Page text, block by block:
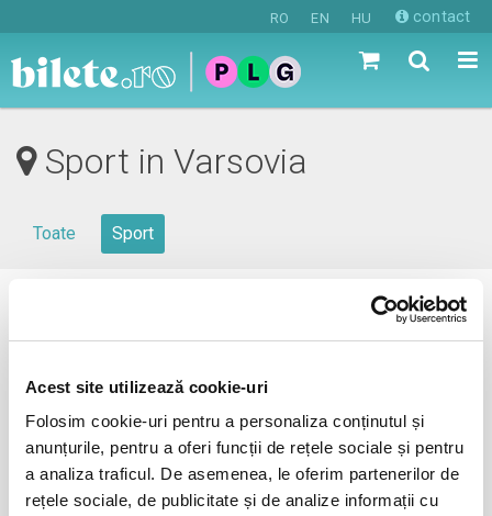
Acest site utilizează cookie-uri
Folosim cookie-uri pentru a personaliza conținutul și
anunțurile, pentru a oferi funcții de rețele sociale și pentru
a analiza traficul. De asemenea, le oferim partenerilor de
rețele sociale, de publicitate și de analize informații cu
RO EN HU contact
Sport in Varsovia
Toate Sport
0 evenimente in viitorul apropiat
anunta-ma pe email cand apare urmatorul eveniment la
Varsovia